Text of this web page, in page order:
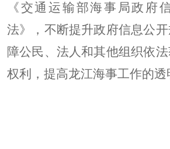
《交通运输部海事局政府
法》，不断提升政府信息公
障公民、法人和其他组织依
权利，提高龙江海事工作的透